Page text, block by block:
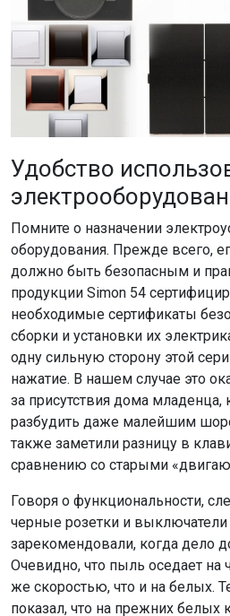
Удобство
Помните о назначении
оборудования. Прежде всего,
должно быть безопасным и
продукции Simon 54
необходимые сертификаты
сборки и установки их
одну сильную сторону этой
нажатие. В нашем случае это
за присутствия дома
разбудить даже малейшим
также заметили разницу в
сравнению со старыми
Говоря о функциональности,
черные розетки и
зарекомендовали, когда дело
Очевидно, что пыль оседает на
же скоростью, что и на белых.
показал, что на прежних белых